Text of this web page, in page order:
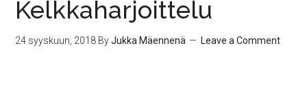
Kelkkaharjoittelu
24 syyskuun, 2018 ByJukka Mäennenä Leave a Comment